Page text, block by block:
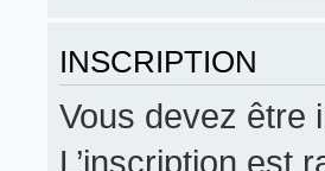
INSCRIPTION
Vous devez être
L’inscription est